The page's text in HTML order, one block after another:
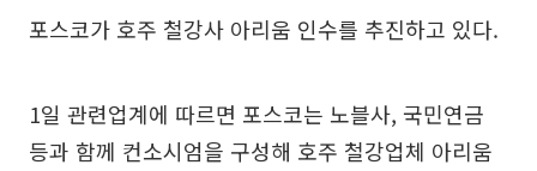
포스코가 호주 철강사 아리움 인수를 추진하고 있다.
1일 관련업계에 따르면 포스코는 노블사, 국민연금
등과 함께 컨소시엄을 구성해 호주 철강업체 아리움